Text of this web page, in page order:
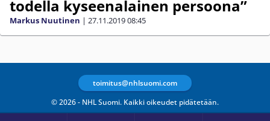
todella kyseenalainen persoona”
Markus Nuutinen | 27.11.201908:45
© 2026 - NHL Suomi. Kaikki oikeudet pidätetään.
toimitus@nhlsuomi.com